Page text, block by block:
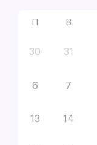
П В
30 31
6 7
13 14